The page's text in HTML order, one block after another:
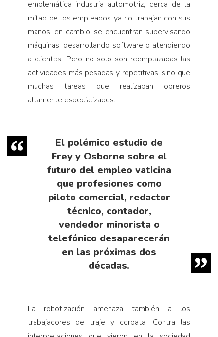
emblemática industria automotriz, cerca de la
mitad de los empleados ya no trabajan con sus
manos; en cambio, se encuentran supervisando
máquinas, desarrollando software o atendiendo
a clientes. Pero no solo son reemplazadas las
actividades más pesadas y repetitivas, sino que
muchas tareas que realizaban obreros
altamente especializados.
El polémico estudio de
Frey y Osborne sobre el
futuro del empleo vaticina
que profesiones como
piloto comercial, redactor
técnico, contador,
vendedor minorista o
telefónico desaparecerán
en las próximas dos
décadas.
La robotización amenaza también a los
trabajadores de traje y corbata. Contra las